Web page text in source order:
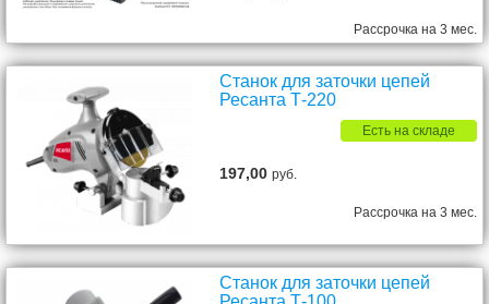
Рассрочка на 3 мес.
Станок для заточки цепей
Ресанта Т-220
Есть на складе
197,00руб.
Рассрочка на 3 мес.
Станок для заточки цепей